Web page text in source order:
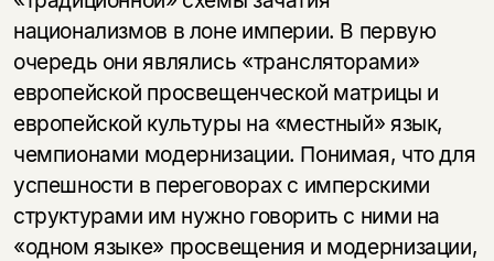
национализмов в лоне империи. В первую
очередь они являлись «трансляторами»
европейской просвещенческой матрицы и
европейской культуры на «местный» язык,
чемпионами модернизации. Понимая, что для
успешности в переговорах с имперскими
структурами им нужно говорить с ними на
«одном языке» просвещения и модернизации,